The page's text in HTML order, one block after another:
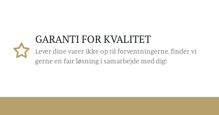
GARANTI FOR KVALITET
Lever dine varer ikke op til forventningerne, finder vi
gerne en fair løsning i samarbejde med dig!